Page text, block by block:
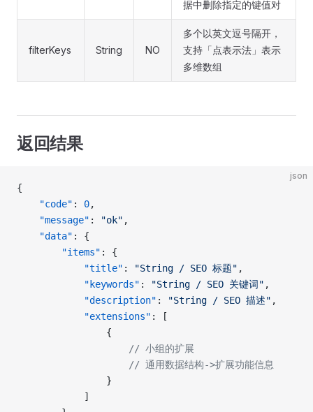
据中删除指定的键值对
filterKeys String NO
多个以英文逗号隔开，
支持「点表示法」表示
多维数组
返回结果
json
{
    "code"
: 0,
    "message"
: "ok" ,
    "data"
: {
        "items"
: {
            "title"
: "String / SEO 标题" ,
            "keywords"
: "String / SEO 关键词" ,
            "description"
: "String / SEO 描述" ,
            "extensions"
: [
                {
                    // 小组的扩展
                    // 通用数据结构->扩展功能信息
                }
            ]